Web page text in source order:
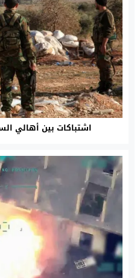
اشتباكات بين أهالي